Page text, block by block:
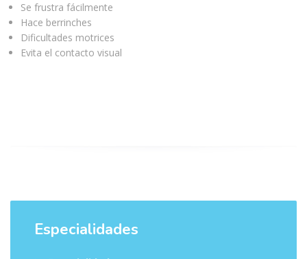
Se frustra fácilmente
Hace berrinches
Dificultades motrices
Evita el contacto visual
Especialidades